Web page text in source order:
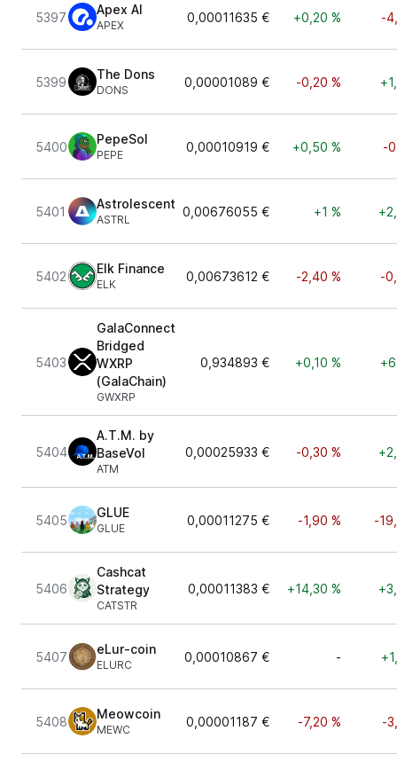
5397
Apex AI
APEX
0,00011635 € +0,20 % -
5399
The Dons
DONS
0,00001089 € -0,20 %
5400
PepeSol
PEPE
0,00010919 € +0,50 % -
5401
Astrolescent
ASTRL
0,00676055 € +1 %
5402
Elk Finance
ELK
0,00673612 € -2,40 % -
5403
GalaConnect
Bridged
WXRP
(GalaChain)
GWXRP
0,934893 € +0,10 %
5404
A.T.M. by
BaseVol
ATM
0,00025933 € -0,30 %
5405
GLUE
GLUE
0,00011275 € -1,90 % -
5406
Cashcat
Strategy
CATSTR
0,00011383 € +14,30 %
5407
eLur-coin
ELURC
0,00010867 € -
5408
Meowcoin
MEWC
0,00001187 € -7,20 % -